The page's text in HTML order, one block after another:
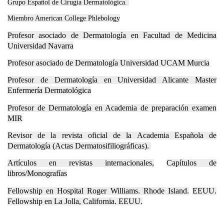
Grupo Español de Cirugía Dermatológica.
Miembro American College Phlebology
Profesor asociado de Dermatología en Facultad de Medicina
Universidad Navarra
Profesor asociado de Dermatología Universidad UCAM Murcia
Profesor de Dermatología en Universidad Alicante Master
Enfermería Dermatológica
Profesor de Dermatología en Academia de preparación examen
MIR
Revisor de la revista oficial de la Academia Española de
Dermatología (Actas Dermatosifiliográficas).
Artículos en revistas internacionales,
Capítulos de
libros/Monografías
Fellowship en Hospital Roger Williams. Rhode Island. EEUU.
Fellowship en La Jolla, California. EEUU.